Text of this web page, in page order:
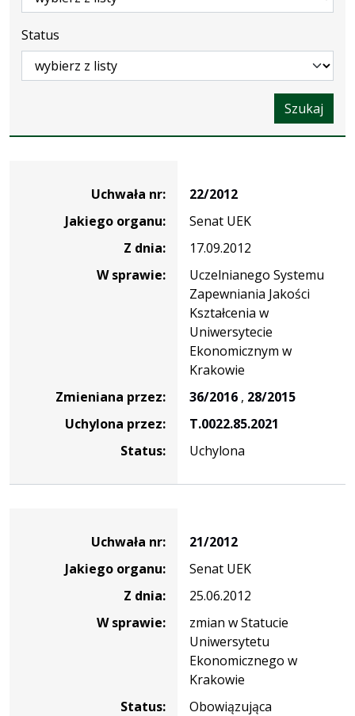
Status
Szukaj
Uchwała nr:
22/2012
Jakiego organu:
Senat UEK
Z dnia:
17.09.2012
W sprawie:
Uczelnianego Systemu
Zapewniania Jakości
Kształcenia w
Uniwersytecie
Ekonomicznym w
Krakowie
Zmieniana przez:
36/2016 , 28/2015
Uchylona przez:
T.0022.85.2021
Status:
Uchylona
Uchwała nr:
21/2012
Jakiego organu:
Senat UEK
Z dnia:
25.06.2012
W sprawie:
zmian w Statucie
Uniwersytetu
Ekonomicznego w
Krakowie
Status:
Obowiązująca